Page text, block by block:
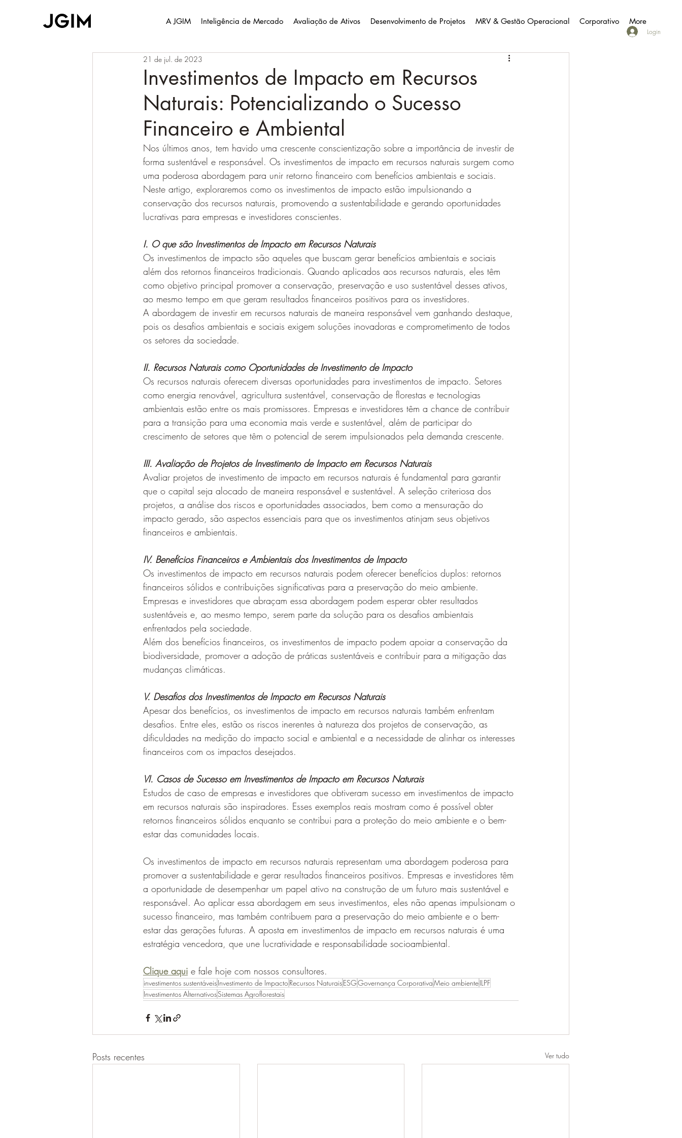
A JGIM Inteligência de Mercado Avaliação de Ativos Desenvolvimento de Projetos MRV & Gestão Operacional Corporativo More
Investimentos de Impacto em Recursos
Naturais: Potencializando o Sucesso
Financeiro e Ambiental
21 de jul. de 2023
Nos últimos anos, tem havido uma crescente conscientização sobre a importância de investir de
forma sustentável e responsável. Os investimentos de impacto em recursos naturais surgem como
uma poderosa abordagem para unir retorno financeiro com benefícios ambientais e sociais.
Neste artigo, exploraremos como os investimentos de impacto estão impulsionando a
conservação dos recursos naturais, promovendo a sustentabilidade e gerando oportunidades
lucrativas para empresas e investidores conscientes.
I. O que são Investimentos de Impacto em Recursos Naturais
Os investimentos de impacto são aqueles que buscam gerar benefícios ambientais e sociais
além dos retornos financeiros tradicionais. Quando aplicados aos recursos naturais, eles têm
como objetivo principal promover a conservação, preservação e uso sustentável desses ativos,
ao mesmo tempo em que geram resultados financeiros positivos para os investidores.
A abordagem de investir em recursos naturais de maneira responsável vem ganhando destaque,
pois os desafios ambientais e sociais exigem soluções inovadoras e comprometimento de todos
os setores da sociedade.
II. Recursos Naturais como Oportunidades de Investimento de Impacto
Os recursos naturais oferecem diversas oportunidades para investimentos de impacto. Setores
como energia renovável, agricultura sustentável, conservação de florestas e tecnologias
ambientais estão entre os mais promissores. Empresas e investidores têm a chance de contribuir
para a transição para uma economia mais verde e sustentável, além de participar do
crescimento de setores que têm o potencial de serem impulsionados pela demanda crescente.
III. Avaliação de Projetos de Investimento de Impacto em Recursos Naturais
Avaliar projetos de investimento de impacto em recursos naturais é fundamental para garantir
que o capital seja alocado de maneira responsável e sustentável. A seleção criteriosa dos
projetos, a análise dos riscos e oportunidades associados, bem como a mensuração do
impacto gerado, são aspectos essenciais para que os investimentos atinjam seus objetivos
financeiros e ambientais.
IV. Benefícios Financeiros e Ambientais dos Investimentos de Impacto
Os investimentos de impacto em recursos naturais podem oferecer benefícios duplos: retornos
financeiros sólidos e contribuições significativas para a preservação do meio ambiente.
Empresas e investidores que abraçam essa abordagem podem esperar obter resultados
sustentáveis e, ao mesmo tempo, serem parte da solução para os desafios ambientais
enfrentados pela sociedade.
Além dos benefícios financeiros, os investimentos de impacto podem apoiar a conservação da
biodiversidade, promover a adoção de práticas sustentáveis e contribuir para a mitigação das
mudanças climáticas.
V. Desafios dos Investimentos de Impacto em Recursos Naturais
Apesar dos benefícios, os investimentos de impacto em recursos naturais também enfrentam
desafios. Entre eles, estão os riscos inerentes à natureza dos projetos de conservação, as
dificuldades na medição do impacto social e ambiental e a necessidade de alinhar os interesses
financeiros com os impactos desejados.
VI. Casos de Sucesso em Investimentos de Impacto em Recursos Naturais
Estudos de caso de empresas e investidores que obtiveram sucesso em investimentos de impacto
em recursos naturais são inspiradores. Esses exemplos reais mostram como é possível obter
retornos financeiros sólidos enquanto se contribui para a proteção do meio ambiente e o bem-
estar das comunidades locais.
Os investimentos de impacto em recursos naturais representam uma abordagem poderosa para
promover a sustentabilidade e gerar resultados financeiros positivos. Empresas e investidores têm
a oportunidade de desempenhar um papel ativo na construção de um futuro mais sustentável e
responsável. Ao aplicar essa abordagem em seus investimentos, eles não apenas impulsionam o
sucesso financeiro, mas também contribuem para a preservação do meio ambiente e o bem-
estar das gerações futuras. A aposta em investimentos de impacto em recursos naturais é uma
estratégia vencedora, que une lucratividade e responsabilidade socioambiental.
Clique aqui e fale hoje com nossos consultores.
investimentos sustentáveisInvestimento de ImpactoRecursos NaturaisESGGovernança CorporativaMeio ambienteILPF
Investimentos AlternativosSistemas Agroflorestais
Posts recentes Ver tudo
Login